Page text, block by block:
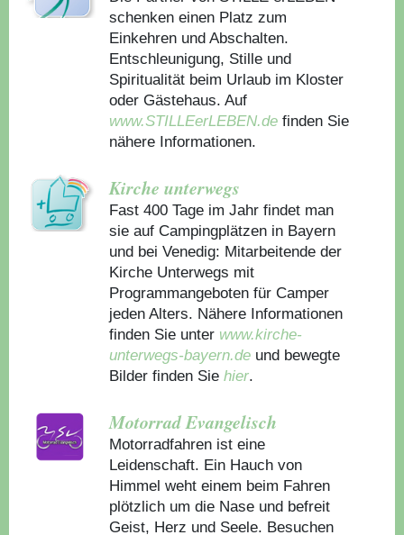
schenken einen Platz zum
Einkehren und Abschalten.
Entschleunigung, Stille und
Spiritualität beim Urlaub im Kloster
oder Gästehaus. Auf
www.STILLEerLEBEN.de finden Sie
nähere Informationen.
Kirche unterwegs
Fast 400 Tage im Jahr findet man
sie auf Campingplätzen in Bayern
und bei Venedig: Mitarbeitende der
Kirche Unterwegs mit
Programmangeboten für Camper
jeden Alters. Nähere Informationen
finden Sie unter www.kirche-
unterwegs-bayern.de und bewegte
Bilder finden Sie hier.
Motorrad Evangelisch
Motorradfahren ist eine
Leidenschaft. Ein Hauch von
Himmel weht einem beim Fahren
plötzlich um die Nase und befreit
Geist, Herz und Seele. Besuchen